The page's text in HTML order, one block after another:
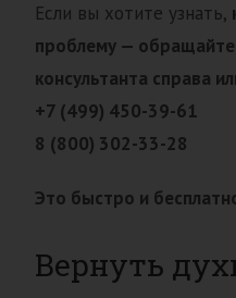
Если вы хотите узнать,
проблему —
консультанта справа
+7 (499) 450-39-61
8 (800) 302-33-28
Это быстро и
Вернуть